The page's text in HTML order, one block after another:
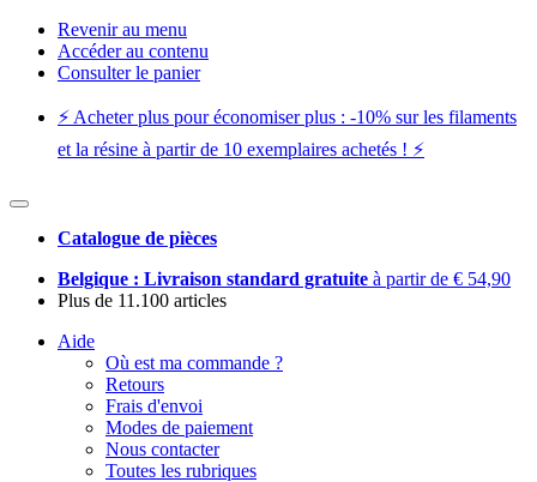
Revenir au menu
Accéder au contenu
Consulter le panier
⚡️ Acheter plus pour économiser plus : -10% sur les filaments
et la résine à partir de 10 exemplaires achetés ! ⚡️
Catalogue de pièces
Belgique : Livraison standard gratuite à partir de € 54,90
Plus de 11.100 articles
Aide
Où est ma commande ?
Retours
Frais d'envoi
Modes de paiement
Nous contacter
Toutes les rubriques